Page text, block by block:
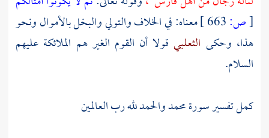
[ص:
معناه: في الخلاف والتولي والبخل بالأموال ونحو
هذا، وحكى الثعلبي قولا أن القوم الغير هم الملائكة عليهم
السلام.
كمل تفسير سورة محمد والحمد لله رب العالمين